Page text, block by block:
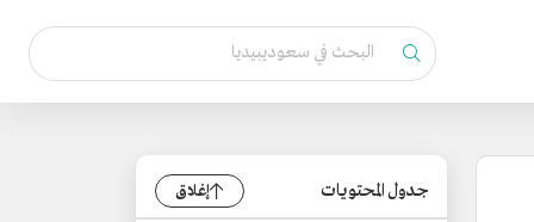
جدول المحتويات إغلاق